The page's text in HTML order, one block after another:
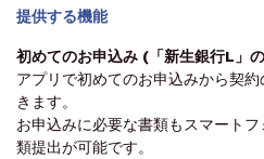
提供する機能
初めてのお申込み (「新生銀行L」
アプリで初めてのお申込みから契
きます。
お申込みに必要な書類もスマート
類提出が可能です。